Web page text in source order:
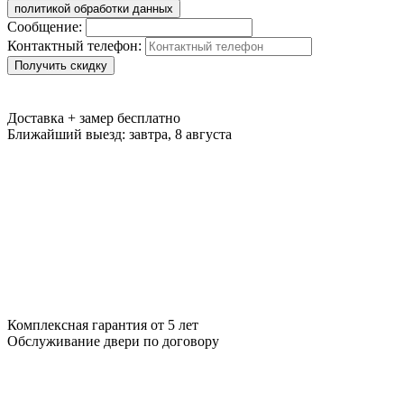
политикой обработки данных
Сообщение:
Контактный телефон:
Получить скидку
Доставка + замер бесплатно
Ближайший выезд: завтра, 8 августа
Комплексная гарантия от 5 лет
Обслуживание двери по договору